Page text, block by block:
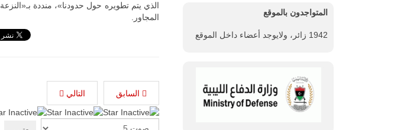
الذي يتم تطويره حول حدودنا»، منددة
المجاور.
السابق التالي
المتواجدون بالموقع
1942 زائر، ولايوجد أعضاء داخل الموقع